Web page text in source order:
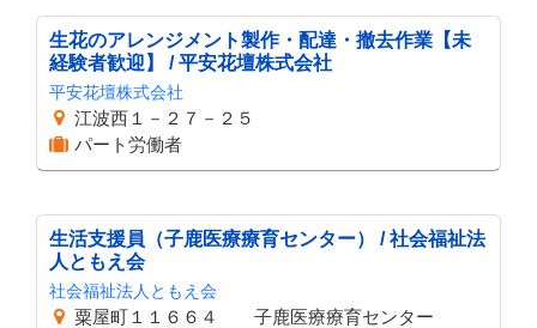
生花のアレンジメント製作・配達・撤去作業【未
経験者歓迎】 / 平安花壇株式会社
平安花壇株式会社
江波西１－２７－２５
パート労働者
生活支援員（子鹿医療療育センター） / 社会福祉法
人ともえ会
社会福祉法人ともえ会
粟屋町１１６６４ 子鹿医療療育センター